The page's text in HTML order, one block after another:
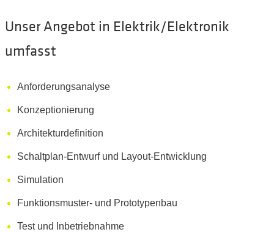
Unser Angebot in Elektrik/Elektronik
umfasst
Anforderungsanalyse
Konzeptionierung
Architekturdefinition
Schaltplan-Entwurf und Layout-Entwicklung
Simulation
Funktionsmuster- und Prototypenbau
Test und Inbetriebnahme